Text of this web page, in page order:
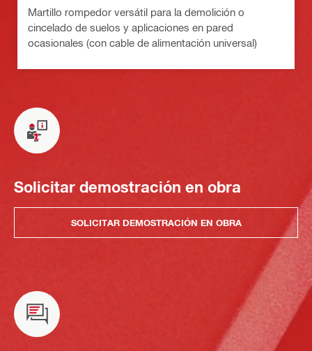
Martillo rompedor versátil para la demolición o
cincelado de suelos y aplicaciones en pared
ocasionales (con cable de alimentación universal)
Solicitar demostración en obra
SOLICITAR DEMOSTRACIÓN EN OBRA